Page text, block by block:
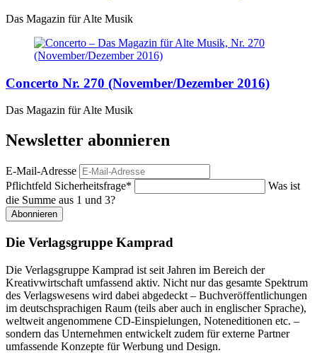
Das Magazin für Alte Musik
Concerto Nr. 270 (November/Dezember 2016)
Das Magazin für Alte Musik
Newsletter abonnieren
E-Mail-Adresse
Pflichtfeld Sicherheitsfrage*
Was ist
die Summe aus 1 und 3?
Abonnieren
Die Verlagsgruppe Kamprad
Die Verlagsgruppe Kamprad ist seit Jahren im Bereich der
Kreativwirtschaft umfassend aktiv. Nicht nur das gesamte Spektrum
des Verlagswesens wird dabei abgedeckt – Buchveröffentlichungen
im deutschsprachigen Raum (teils aber auch in englischer Sprache),
weltweit angenommene CD-Einspielungen, Noteneditionen etc. –
sondern das Unternehmen entwickelt zudem für externe Partner
umfassende Konzepte für Werbung und Design.